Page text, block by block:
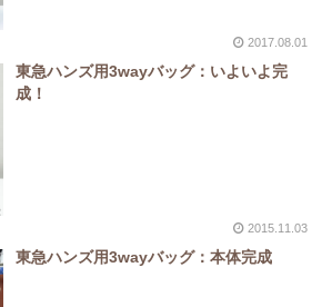
2017.08.01
東急ハンズ用3wayバッグ：いよいよ完
成！
2015.11.03
東急ハンズ用3wayバッグ：本体完成